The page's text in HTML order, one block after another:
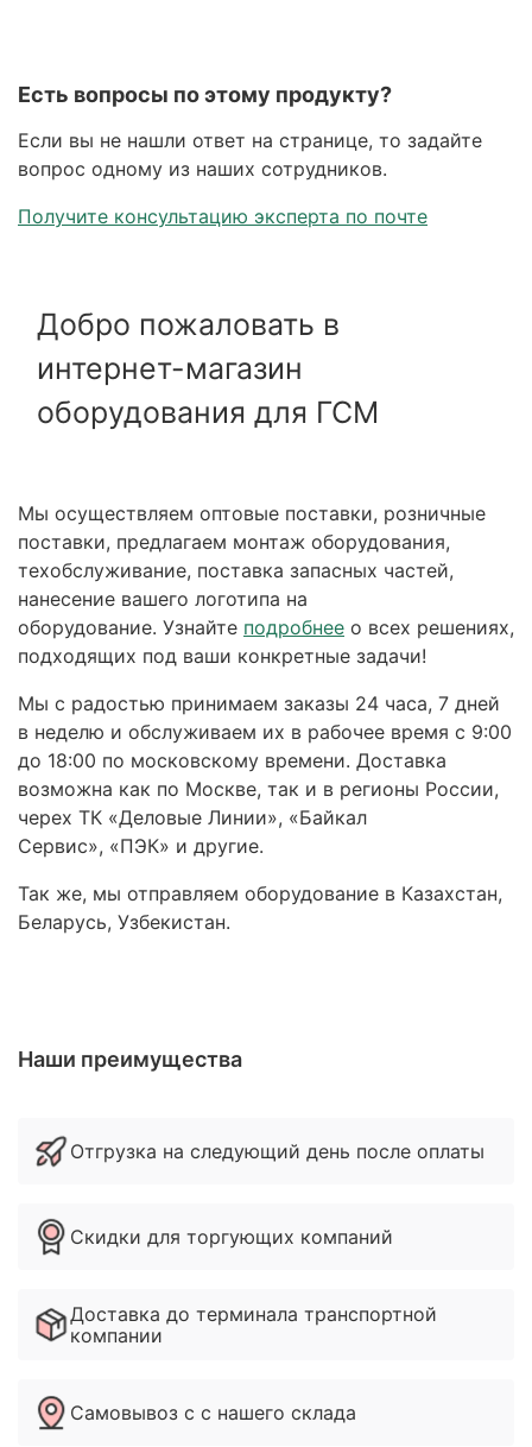
Есть вопросы по этому продукту?
Если вы не нашли ответ на странице, то задайте
вопрос одному из наших сотрудников.
Получите консультацию эксперта по почте
Добро пожаловать в
интернет-магазин
оборудования для ГСМ
Мы осуществляем оптовые поставки, розничные
поставки, предлагаем монтаж оборудования,
техобслуживание, поставка запасных частей,
нанесение вашего логотипа на
оборудование. Узнайте подробнее о всех решениях,
подходящих под ваши конкретные задачи!
Мы с радостью принимаем заказы 24 часа, 7 дней
в неделю и обслуживаем их в рабочее время с 9:00
до 18:00 по московскому времени. Доставка
возможна как по Москве, так и в регионы России,
черех ТК «Деловые Линии», «Байкал
Сервис», «ПЭК» и другие.
Так же, мы отправляем оборудование в Казахстан,
Беларусь, Узбекистан.
Наши преимущества
Отгрузка на следующий день после оплаты
Скидки для торгующих компаний
Доставка до терминала транспортной
компании
Самовывоз с с нашего склада